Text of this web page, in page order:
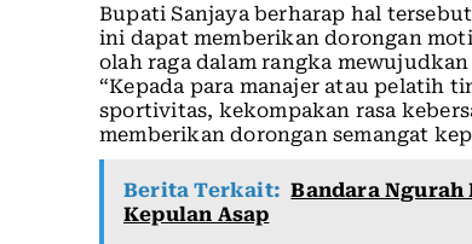
Bupati Sanjaya berharap hal
ini dapat memberikan dorongan
olah raga dalam rangka
“Kepada para manajer atau pelatih
sportivitas, kekompakan rasa
memberikan dorongan semangat
Berita Terkait: Bandara
Kepulan Asap